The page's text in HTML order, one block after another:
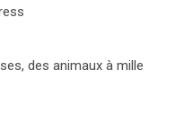
des animaux à mille